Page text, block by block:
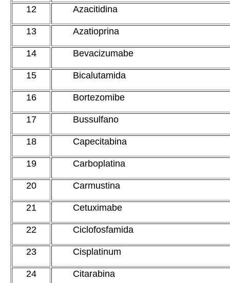
12 Azacitidina
13 Azatioprina
14 Bevacizumabe
15 Bicalutamida
16 Bortezomibe
17 Bussulfano
18 Capecitabina
19 Carboplatina
20 Carmustina
21 Cetuximabe
22 Ciclofosfamida
23 Cisplatinum
24 Citarabina